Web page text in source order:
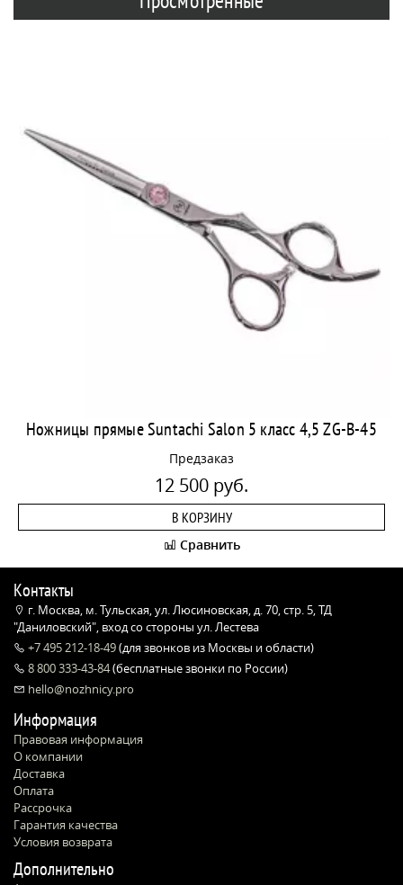
Ножницы прямые Suntachi Salon 5 класс 4,5 ZG-B-45
Предзаказ
12 500 руб.
В КОРЗИНУ
Сравнить
Контакты
г. Москва, м. Тульская, ул. Люсиновская, д. 70, стр. 5, ТД
"Даниловский", вход со стороны ул. Лестева
+7 495 212-18-49(для звонков из Москвы и области)
8 800 333-43-84(бесплатные звонки по России)
hello@nozhnicy.pro
Информация
Правовая информация
О компании
Доставка
Оплата
Рассрочка
Гарантия качества
Условия возврата
Дополнительно